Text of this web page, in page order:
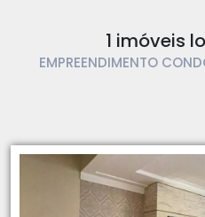
1 imóveis
EMPREENDIMENTO